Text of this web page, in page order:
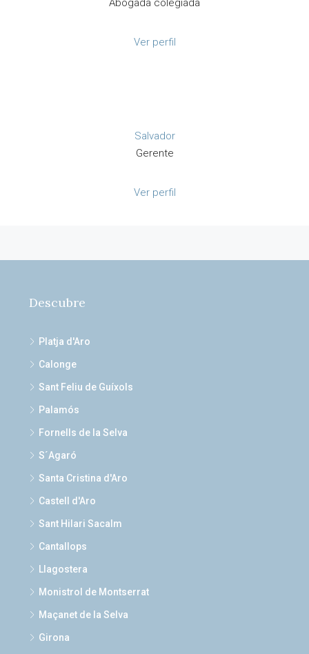
Abogada colegiada
Ver perfil
Salvador
Gerente
Ver perfil
Descubre
Platja d'Aro
Calonge
Sant Feliu de Guíxols
Palamós
Fornells de la Selva
S´Agaró
Santa Cristina d'Aro
Castell d'Aro
Sant Hilari Sacalm
Cantallops
Llagostera
Monistrol de Montserrat
Maçanet de la Selva
Girona